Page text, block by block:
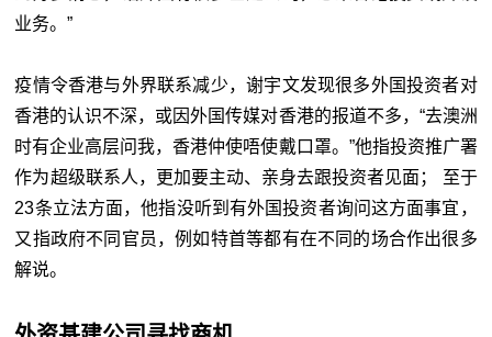
业务。”
疫情令香港与外界联系减少，谢宇文发现很多外国投资者对
香港的认识不深，或因外国传媒对香港的报道不多，“去澳洲
时有企业高层问我，香港仲使唔使戴口罩。”他指投资推广署
作为超级联系人，更加要主动、亲身去跟投资者见面； 至于
23条立法方面，他指没听到有外国投资者询问这方面事宜，
又指政府不同官员，例如特首等都有在不同的场合作出很多
解说。